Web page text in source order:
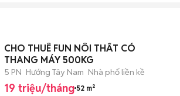
CHO THUÊ FUN NÔI THẤT CÓ
THANG MÁY 500KG
5 PN Hướng Tây Nam Nhà phố liền kề
19 triệu/tháng 52 m²